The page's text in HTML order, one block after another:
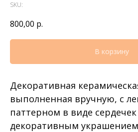
SKU:
800,00 р.
В корзину
Декоративная
выполненная вручную, с
паттерном в виде
декоративным